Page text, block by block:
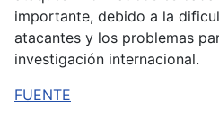
importante, debido a la
atacantes y los problemas
investigación internacional.
FUENTE